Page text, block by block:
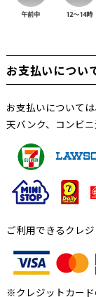
お支払いについ
お支払いについて
天バンク、コンビニ
ご利用できるクレ
※クレジットカード